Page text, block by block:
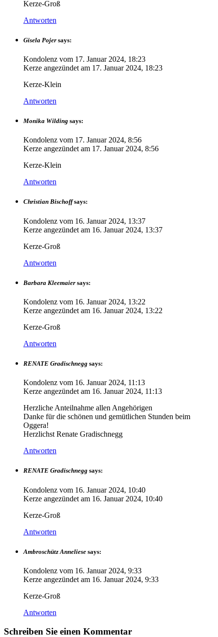
Kerze-Groß
Antworten
Gisela Pojer says:
Kondolenz vom 17. Januar 2024, 18:23
Kerze angezündet am 17. Januar 2024, 18:23
Kerze-Klein
Antworten
Monika Wilding says:
Kondolenz vom 17. Januar 2024, 8:56
Kerze angezündet am 17. Januar 2024, 8:56
Kerze-Klein
Antworten
Christian Bischoff says:
Kondolenz vom 16. Januar 2024, 13:37
Kerze angezündet am 16. Januar 2024, 13:37
Kerze-Groß
Antworten
Barbara Kleemaier says:
Kondolenz vom 16. Januar 2024, 13:22
Kerze angezündet am 16. Januar 2024, 13:22
Kerze-Groß
Antworten
RENATE Gradischnegg says:
Kondolenz vom 16. Januar 2024, 11:13
Kerze angezündet am 16. Januar 2024, 11:13
Herzliche Anteilnahme allen Angehörigen
Danke für die schönen und gemütlichen Stunden beim
Oggera!
Herzlichst Renate Gradischnegg
Antworten
RENATE Gradischnegg says:
Kondolenz vom 16. Januar 2024, 10:40
Kerze angezündet am 16. Januar 2024, 10:40
Kerze-Groß
Antworten
Ambroschütz Anneliese says:
Kondolenz vom 16. Januar 2024, 9:33
Kerze angezündet am 16. Januar 2024, 9:33
Kerze-Groß
Antworten
Schreiben Sie einen Kommentar